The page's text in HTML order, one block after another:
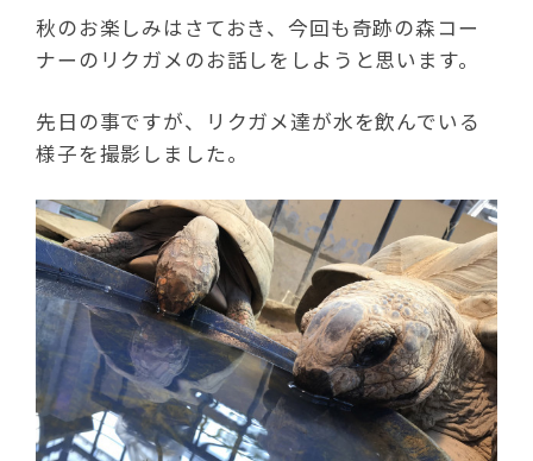
秋のお楽しみはさておき、今回も奇跡の森コー
ナーのリクガメのお話しをしようと思います。
先日の事ですが、リクガメ達が水を飲んでいる
様子を撮影しました。